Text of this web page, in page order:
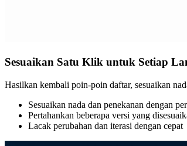
Sesuaikan Satu Klik untuk Setiap
Hasilkan kembali poin-poin daftar, sesuaikan
Sesuaikan nada dan penekanan dengan
Pertahankan beberapa versi yang
Lacak perubahan dan iterasi dengan cepat